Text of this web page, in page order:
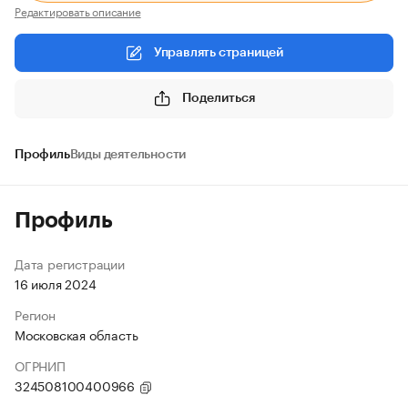
Редактировать описание
Управлять страницей
Поделиться
ПрофильВиды деятельности
Профиль
Дата регистрации
16 июля 2024
Регион
Московская область
ОГРНИП
324508100400966